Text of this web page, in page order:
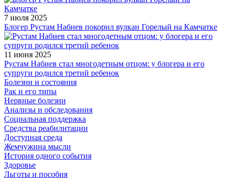
7 июля 2025
Блогер Рустам Набиев покорил вулкан Горелый на Камчатке
11 июня 2025
Рустам Набиев стал многодетным отцом: у блогера и его
супруги родился третий ребенок
Болезни и состояния
Рак и его типы
Нервные болезни
Анализы и обследования
Социальная поддержка
Средства реабилитации
Доступная среда
Жемчужина мысли
История одного события
Здоровье
Льготы и пособия